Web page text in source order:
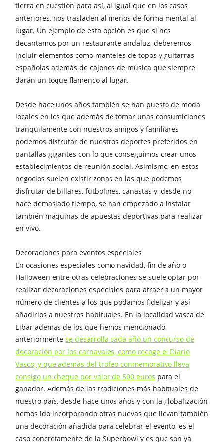
tierra en cuestión para así, al igual que en los casos
anteriores, nos trasladen al menos de forma mental al
lugar. Un ejemplo de esta opción es que si nos
decantamos por un restaurante andaluz, deberemos
incluir elementos como manteles de topos y guitarras
españolas además de cajones de música que siempre
darán un toque flamenco al lugar.
Desde hace unos años también se han puesto de moda
locales en los que además de tomar unas consumiciones
tranquilamente con nuestros amigos y familiares
podemos disfrutar de nuestros deportes preferidos en
pantallas gigantes con lo que conseguimos crear unos
establecimientos de reunión social. Asimismo, en estos
negocios suelen existir zonas en las que podemos
disfrutar de billares, futbolines, canastas y, desde no
hace demasiado tiempo, se han empezado a instalar
también máquinas de apuestas deportivas para realizar
en vivo.
Decoraciones para eventos especiales
En ocasiones especiales como navidad, fin de año o
Halloween entre otras celebraciones se suele optar por
realizar decoraciones especiales para atraer a un mayor
número de clientes a los que podamos fidelizar y así
añadirlos a nuestros habituales. En la localidad vasca de
Eibar además de los que hemos mencionado
anteriormentese desarrolla cada año un concurso de
decoración por los carnavales, como recoge el Diario
Vasco, y que además del trofeo conmemorativo lleva
consigo un cheque por valor de 500 euros para el
ganador. Además de las tradiciones más habituales de
nuestro país, desde hace unos años y con la globalización
hemos ido incorporando otras nuevas que llevan también
una decoración añadida para celebrar el evento, es el
caso concretamente de la Superbowl y es que son ya